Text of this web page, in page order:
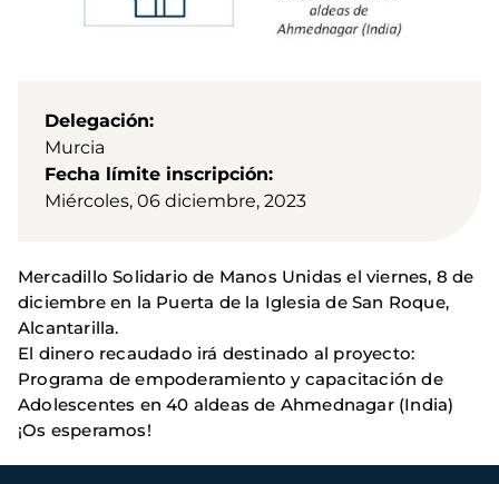
Delegación
Murcia
Fecha límite inscripción
Miércoles, 06 diciembre, 2023
Mercadillo Solidario de Manos Unidas el viernes, 8 de
diciembre en la Puerta de la Iglesia de San Roque,
Alcantarilla.
El dinero recaudado irá destinado al proyecto:
Programa de empoderamiento y capacitación de
Adolescentes en 40 aldeas de Ahmednagar (India)
¡Os esperamos!